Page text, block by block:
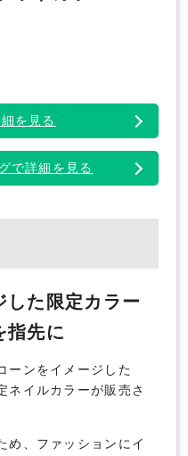
を見る
で詳細を見る
した限定カラー
指先に
ーンをイメージした
ネイルカラーが販売さ
め、ファッションにイ